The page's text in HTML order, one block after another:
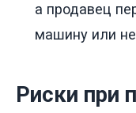
а продавец
машину или не
Риски при